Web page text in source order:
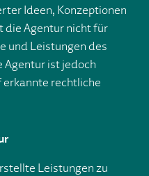
Ideen, Konzeptionen
die Agentur nicht für
und Leistungen des
Agentur ist jedoch
rechtliche
Leistungen zu